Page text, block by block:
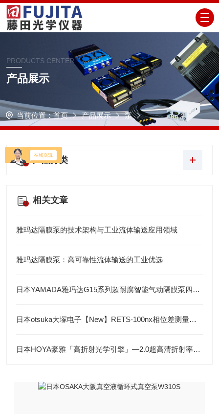
PRODUCTS CENTER
产品展示
当前位置：首页 产品展示 泵
产品分类
相关文章
雅玛达隔膜泵的技术架构与工业流体输送应用领域
雅玛达隔膜泵：高可靠性流体输送的工业优选
日本YAMADA雅玛达G15系列超耐腐智能气动隔膜泵四川代理店
日本otsuka大塚电子【New】RETS-100nx相位差测量装置
日本HOYA豪雅「高折射光学引擎」—2.0超高清折射率-总代理藤田光学